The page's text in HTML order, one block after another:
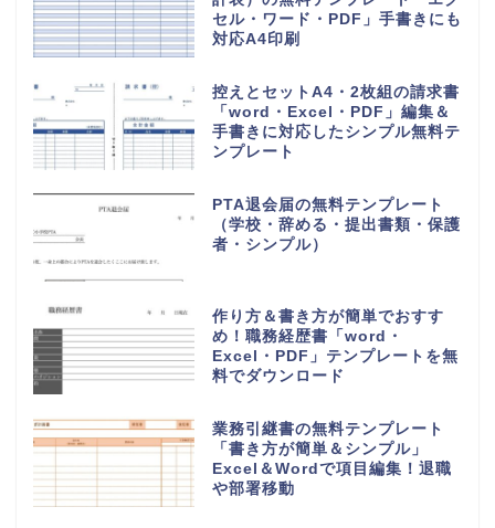
セル・ワード・PDF」手書きにも
対応A4印刷
控えとセットA4・2枚組の請求書
「word・Excel・PDF」編集＆
手書きに対応したシンプル無料テ
ンプレート
PTA退会届の無料テンプレート
（学校・辞める・提出書類・保護
者・シンプル）
作り方＆書き方が簡単でおすす
め！職務経歴書「word・
Excel・PDF」テンプレートを無
料でダウンロード
業務引継書の無料テンプレート
「書き方が簡単＆シンプル」
Excel＆Wordで項目編集！退職
や部署移動